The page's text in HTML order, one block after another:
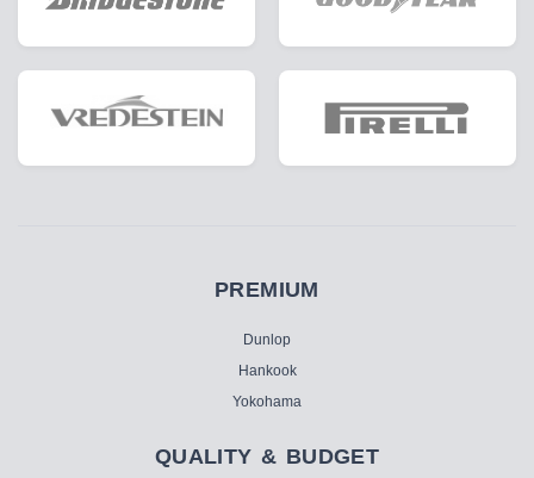
PREMIUM
Dunlop
Hankook
Yokohama
QUALITY & BUDGET